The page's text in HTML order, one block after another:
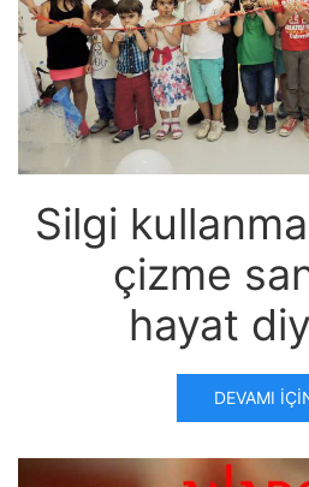
Silgi
çizme
hayat
DEVAMI